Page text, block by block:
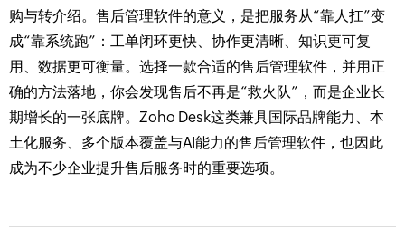
购与转介绍。售后管理软件的意义，是把服务从“靠人扛”变
成“靠系统跑”：工单闭环更快、协作更清晰、知识更可复
用、数据更可衡量。选择一款合适的售后管理软件，并用正
确的方法落地，你会发现售后不再是“救火队”，而是企业长
期增长的一张底牌。Zoho Desk这类兼具国际品牌能力、本
土化服务、多个版本覆盖与AI能力的售后管理软件，也因此
成为不少企业提升售后服务时的重要选项。